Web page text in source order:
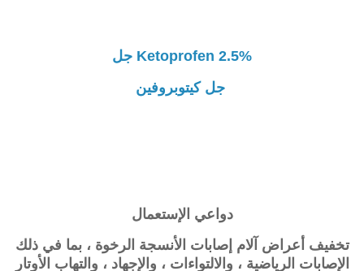
Ketoprofen 2.5% جل
جل كيتوبروفين
دواعي الإستعمال
تخفيف أعراض آلام إصابات الأنسجة الرخوة ، بما في ذلك
الإصابات الرياضية ، والالتواءات ، والإجهاد ، والتهاب الأوتار